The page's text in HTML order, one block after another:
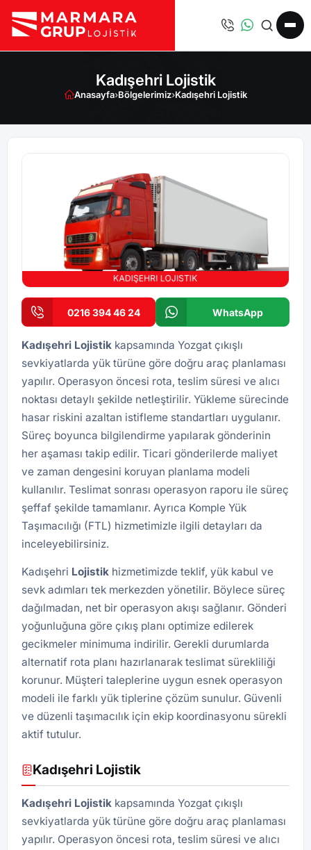
Kadışehri Lojistik
Anasayfa›Bölgelerimiz›Kadışehri Lojistik
0216 394 46 24 WhatsApp
Kadışehri Lojistik kapsamında Yozgat çıkışlı
sevkiyatlarda yük türüne göre doğru araç planlaması
yapılır. Operasyon öncesi rota, teslim süresi ve alıcı
noktası detaylı şekilde netleştirilir. Yükleme sürecinde
hasar riskini azaltan istifleme standartları uygulanır.
Süreç boyunca bilgilendirme yapılarak gönderinin
her aşaması takip edilir. Ticari gönderilerde maliyet
ve zaman dengesini koruyan planlama modeli
kullanılır. Teslimat sonrası operasyon raporu ile süreç
şeffaf şekilde tamamlanır. Ayrıca Komple Yük
Taşımacılığı (FTL) hizmetimizle ilgili detayları da
inceleyebilirsiniz.
Kadışehri Lojistik hizmetimizde teklif, yük kabul ve
sevk adımları tek merkezden yönetilir. Böylece süreç
dağılmadan, net bir operasyon akışı sağlanır. Gönderi
yoğunluğuna göre çıkış planı optimize edilerek
gecikmeler minimuma indirilir. Gerekli durumlarda
alternatif rota planı hazırlanarak teslimat sürekliliği
korunur. Müşteri taleplerine uygun esnek operasyon
modeli ile farklı yük tiplerine çözüm sunulur. Güvenli
ve düzenli taşımacılık için ekip koordinasyonu sürekli
aktif tutulur.
Kadışehri Lojistik
Kadışehri Lojistik kapsamında Yozgat çıkışlı
sevkiyatlarda yük türüne göre doğru araç planlaması
yapılır. Operasyon öncesi rota, teslim süresi ve alıcı